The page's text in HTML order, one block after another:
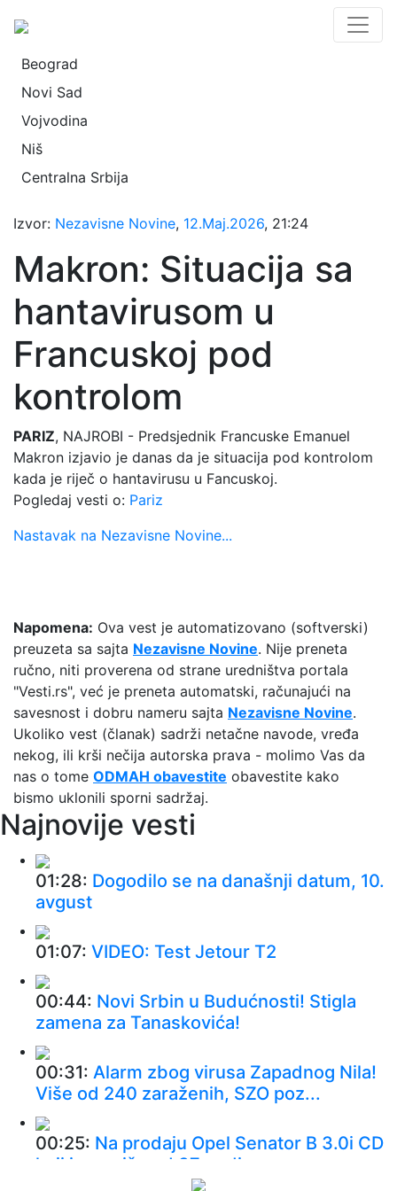
Beograd
Novi Sad
Vojvodina
Niš
Centralna Srbija
Izvor: Nezavisne Novine, 12.Maj.2026, 21:24
Makron: Situacija sa
hantavirusom u
Francuskoj pod
kontrolom
PARIZ, NAJROBI - Predsjednik Francuske Emanuel
Makron izjavio je danas da je situacija pod kontrolom
kada je riječ o hantavirusu u Fancuskoj.
Pogledaj vesti o: Pariz
Nastavak na Nezavisne Novine...
Napomena: Ova vest je automatizovano (softverski)
preuzeta sa sajta Nezavisne Novine. Nije preneta
ručno, niti proverena od strane uredništva portala
"Vesti.rs", već je preneta automatski, računajući na
savesnost i dobru nameru sajta Nezavisne Novine.
Ukoliko vest (članak) sadrži netačne navode, vređa
nekog, ili krši nečija autorska prava - molimo Vas da
nas o tome ODMAH obavestite obavestite kako
bismo uklonili sporni sadržaj.
Najnovije vesti
01:28: Dogodilo se na današnji datum, 10.
avgust
01:07: VIDEO: Test Jetour T2
00:44: Novi Srbin u Budućnosti! Stigla
zamena za Tanaskovića!
00:31: Alarm zbog virusa Zapadnog Nila!
Više od 240 zaraženih, SZO poz...
00:25: Na prodaju Opel Senator B 3.0i CD
koji je za više od 37 godina p...